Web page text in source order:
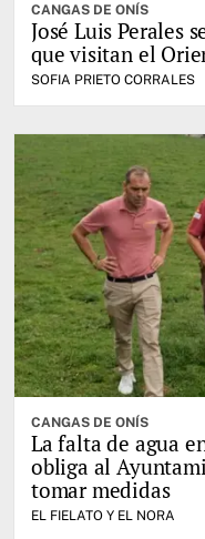
CANGAS DE ONÍS
José Luis Perales
que visitan el
SOFIA PRIETO CORRALES
CANGAS DE ONÍS
La falta de agua
obliga al
tomar medidas
EL FIELATO Y EL NORA